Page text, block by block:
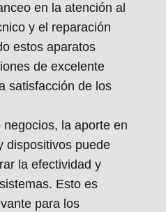
en la atención al
y el reparación
estos aparatos
de excelente
satisfacción de los
la aporte en
dispositivos puede
la efectividad y
Esto es
para los